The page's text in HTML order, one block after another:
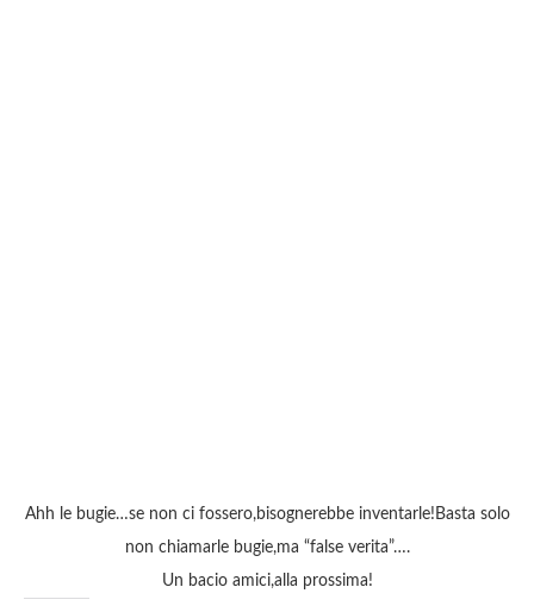
Ahh le bugie…se non ci fossero,bisognerebbe inventarle!Basta solo
non chiamarle bugie,ma “false verita”….
Un bacio amici,alla prossima!